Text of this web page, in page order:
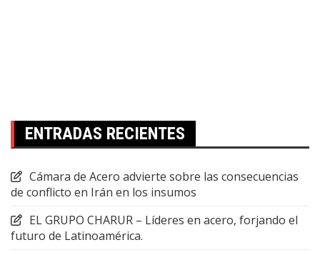
ENTRADAS RECIENTES
Cámara de Acero advierte sobre las consecuencias
de conflicto en Irán en los insumos
EL GRUPO CHARUR – Líderes en acero, forjando el
futuro de Latinoamérica.